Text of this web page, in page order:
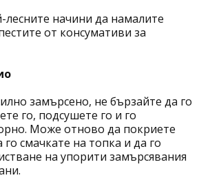
лесните начини да намалите
от консумативи за
замърсено, не бързайте да го
го, подсушете го и го
Може отново да покриете
го смачкате на топка и да го
на упорити замърсявания